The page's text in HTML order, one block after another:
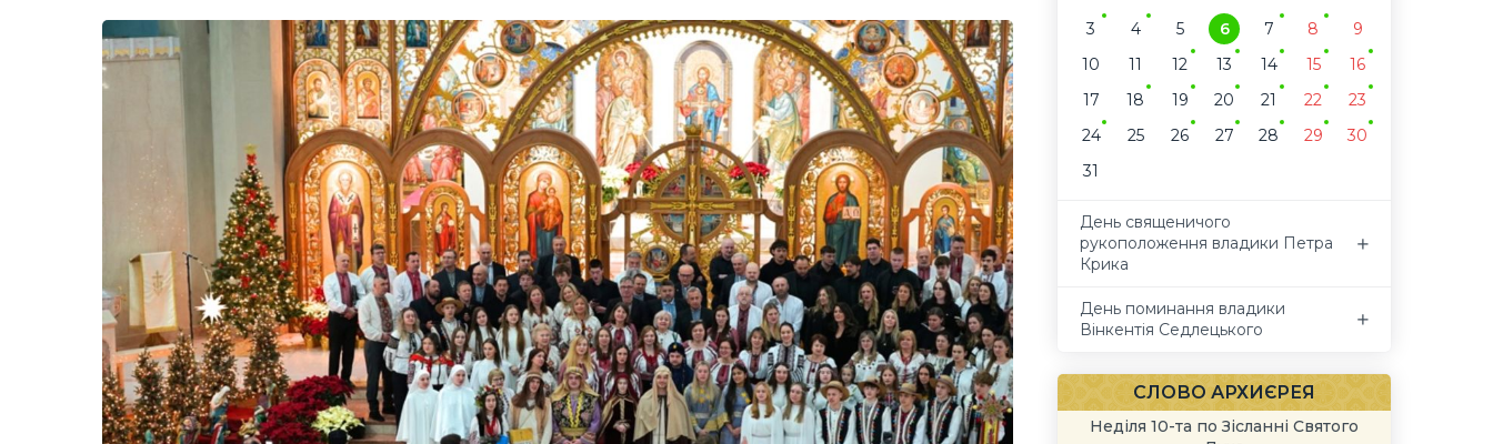
3
4 5 6 7 8
9
10
11 12 13 14 15
16
17
18 19 20 21 22
23
24
25 26 27 28 29
30
31
День священичого
рукоположення владики Петра
Крика
День поминання владики
Вінкентія Седлецького
СЛОВО АРХИЄРЕЯ
Неділя 10-та по Зісланні Святого